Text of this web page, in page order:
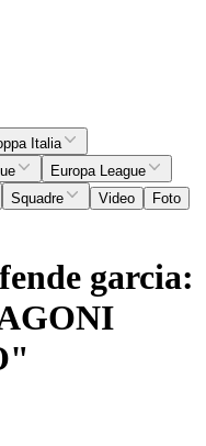
Italia
Europa League
Squadre Video
Foto
garcia: